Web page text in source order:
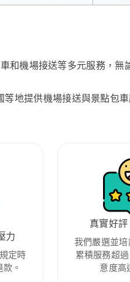
和機場接送等多元服務，無
地提供機場接送與景點包
力
定時
。
真實好
我們嚴選並
累積服務超
意度高